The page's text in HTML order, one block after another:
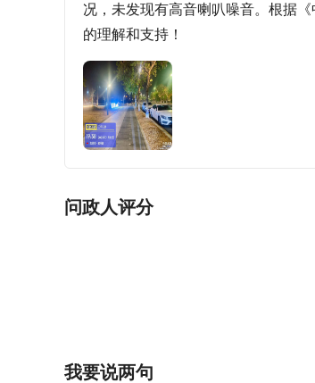
况，未发现有高音喇叭噪音。根据
的理解和支持！
问政人评分
我要说两句